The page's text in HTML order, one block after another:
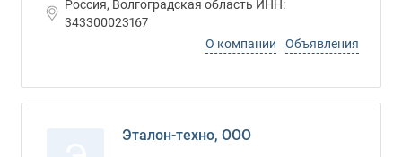
Россия, Волгоградская область ИНН:
343300023167
О компании
Объявления
Эталон-техно, ООО